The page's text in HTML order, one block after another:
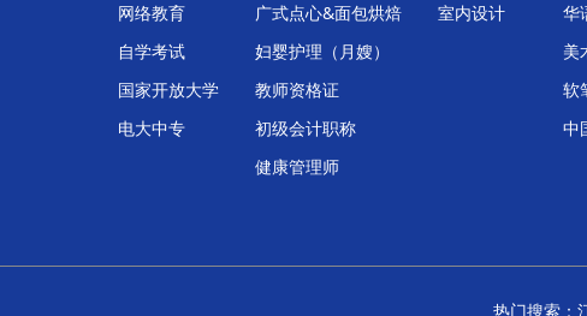
网络教育
自学考试
国家开放大学
电大中专
广式点心&面包烘焙
妇婴护理（月嫂）
教师资格证
初级会计职称
健康管理师
室内设计
华
美
软
中
热门搜索：